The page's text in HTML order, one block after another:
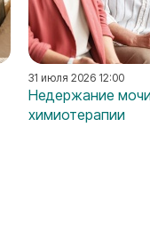
31 июля 2026 12:00
Недержание
химиотерапии